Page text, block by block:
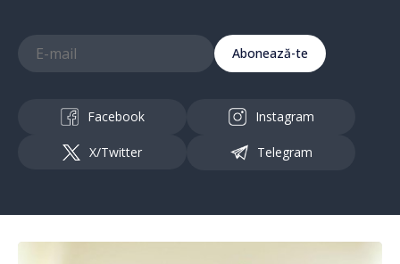
Abonează-te
Facebook Instagram
X/Twitter Telegram